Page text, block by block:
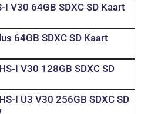
V30 64GB SDXC SD Kaart
64GB SDXC SD Kaart
I V30 128GB SDXC SD
I U3 V30 256GB SDXC SD